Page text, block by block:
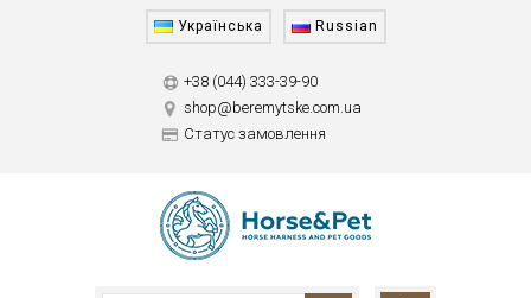
Українська Russian
+38 (044) 333-39-90
shop@beremytske.com.ua
Статус замовлення